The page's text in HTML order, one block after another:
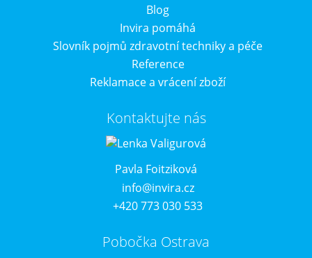
Blog
Invira pomáhá
Slovník pojmů zdravotní techniky a péče
Reference
Reklamace a vrácení zboží
Kontaktujte nás
Pavla Foitziková
info@invira.cz
+420 773 030 533
Pobočka Ostrava